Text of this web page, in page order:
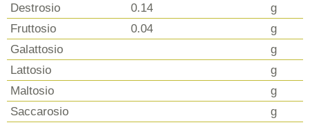
Destrosio
0.14
g
Fruttosio
0.04
g
Galattosio
g
Lattosio
g
Maltosio
g
Saccarosio
g